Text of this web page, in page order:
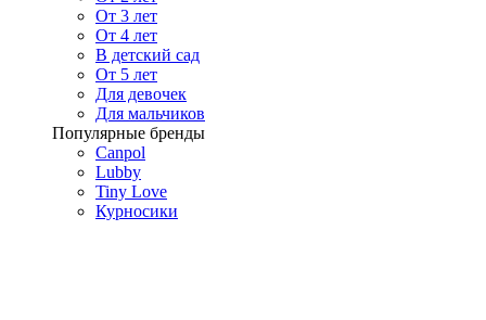
От 3 лет
От 4 лет
В детский сад
От 5 лет
Для девочек
Для мальчиков
Популярные бренды
Canpol
Lubby
Tiny Love
Курносики